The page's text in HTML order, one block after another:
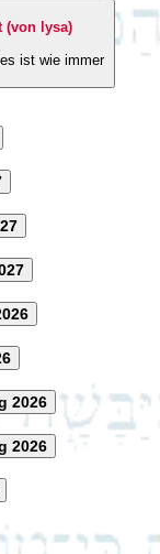
(von lysa)
2026
2026